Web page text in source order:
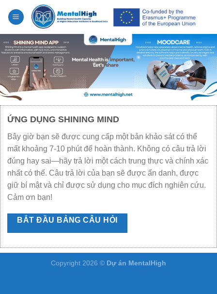
ỨNG DỤNG SHINING MIND
Bây giờ bạn sẽ được cung cấp một bản khảo sát có thể
mất khoảng 7-10 phút để hoàn thành. Không có câu trả lời
đúng hay sai—hãy trả lời một cách trung thực và chính xác
nhất có thể. Câu trả lời của bạn sẽ được ẩn danh, được
giữ bí mật và chỉ được sử dụng cho mục đích nghiên cứu.
Cảm ơn bạn!
BẮT ĐẦU BẢNG CÂU HỎI
Copyright 2026 © Dự án MentalHigh